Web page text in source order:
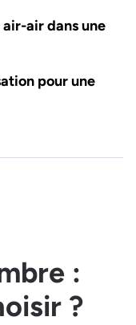
air dans une
pour une
:
?